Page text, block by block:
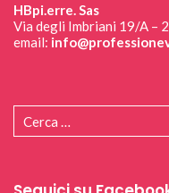
HBpi.erre. Sas
Via degli Imbriani 19/A –
email: